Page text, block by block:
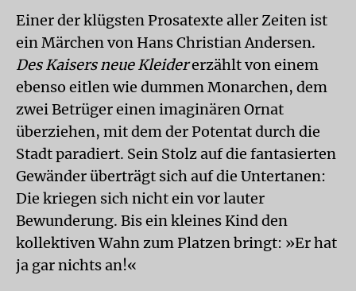
Einer der klügsten Prosatexte aller Zeiten ist
ein Märchen von Hans Christian Andersen.
Des Kaisers neue Kleidererzählt von einem
ebenso eitlen wie dummen Monarchen, dem
zwei Betrüger einen imaginären Ornat
überziehen, mit dem der Potentat durch die
Stadt paradiert. Sein Stolz auf die fantasierten
Gewänder überträgt sich auf die Untertanen:
Die kriegen sich nicht ein vor lauter
Bewunderung. Bis ein kleines Kind den
kollektiven Wahn zum Platzen bringt: »Er hat
ja gar nichts an!«